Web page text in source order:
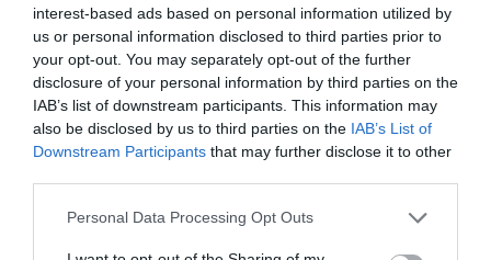
interest-based ads based on personal information utilized by
us or personal information disclosed to third parties prior to
your opt-out. You may separately opt-out of the further
disclosure of your personal information by third parties on the
IAB’s list of downstream participants. This information may
also be disclosed by us to third parties on the IAB’s List of
Downstream Participants that may further disclose it to other
Personal Data Processing Opt Outs
DIARIO DE LA CORRUPCIÓN SANCHISTA
Diario de la corrupción sanchista. Hazte
Oír se manifiesta delante de La Mareta:
“Pedro Sánchez es un criminal”
Opinión